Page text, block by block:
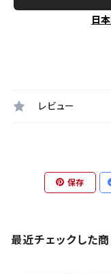
日
レビュー
保存
最近チェックした